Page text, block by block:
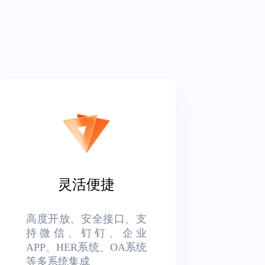
灵活便捷
高度开放、安全接口、支
持微信、钉钉、企业
APP、HER系统、OA系统
等多系统集成